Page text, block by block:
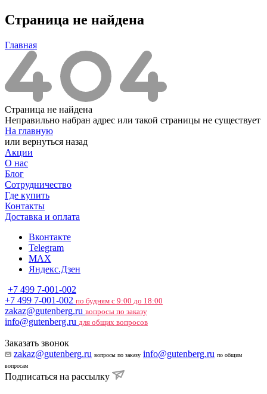
Страница не найдена
Главная
Страница не найдена
Неправильно набран адрес или такой страницы не существует
На главную
или вернуться назад
Акции
О нас
Блог
Сотрудничество
Где купить
Контакты
Доставка и оплата
Вконтакте
Telegram
MAX
Яндекс.Дзен
+7 499 7-001-002
+7 499 7-001-002 по будням с 9:00 до 18:00
zakaz@gutenberg.ru вопросы по заказу
info@gutenberg.ru для общих вопросов
Заказать звонок
zakaz@gutenberg.ru вопросы по заказу info@gutenberg.ru по общим
вопросам
Подписаться на рассылку